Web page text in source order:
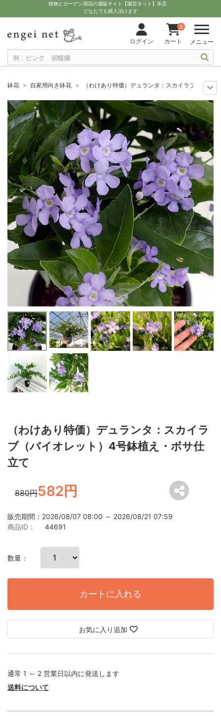
植物とガーデン用品の通販サイト【園芸ネット】本店
どなたでも購入頂けます
ログイン
0
カート メニュー
鉢花 自家用向き鉢花
（わけあり特価）デュランタ：スカイラブ（バイ
セール
鉢花
（わけあり特価）デュランタ：スカイラブ（バイオレット
セール
観葉植物
（わけあり特価）デュランタ：スカイラブ（バイオレ
セール
わけあり特価 （わけあり特価）デュランタ：スカイラブ（バイ
（わけあり特価）デュランタ：スカイラ
ブ（バイオレット）4号鉢植え・ボサ仕
立て
880円582円
販売期間：2026/08/07 08:00 ～ 2026/08/21 07:59
商品ID：
44691
数量：
カートに入れる
お気に入り追加
通常 1 ～ 2 営業日以内に発送します
送料について